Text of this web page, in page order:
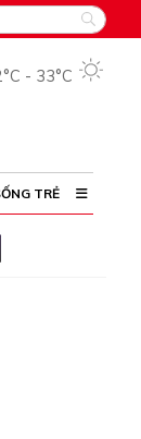
- 33°C
TRẺ